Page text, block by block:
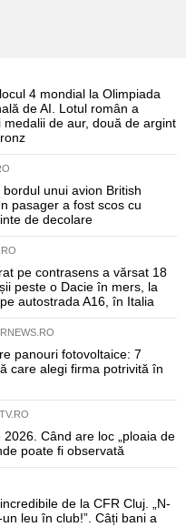
4 mondial la Olimpiada
de AI. Lotul român a
medalii de aur, două de argint
bordul unui avion British
pasager a fost scos cu
de decolare
pe contrasens a vărsat 18
peste o Dacie în mers, la
autostrada A16, în Italia
panouri fotovoltaice: 7
care alegi firma potrivită în
2026. Când are loc „ploaia de
poate fi observată
de la CFR Cluj. „N-
leu în club!”. Câți bani a